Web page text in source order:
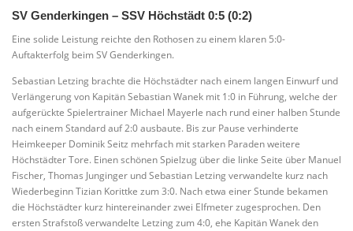
KONTAKT
SV Genderkingen – SSV Höchstädt 0:5 (0:2)
Eine solide Leistung reichte den Rothosen zu einem klaren 5:0-
Auftakterfolg beim SV Genderkingen.
Sebastian Letzing brachte die Höchstädter nach einem langen Einwurf und
Verlängerung von Kapitän Sebastian Wanek mit 1:0 in Führung, welche der
aufgerückte Spielertrainer Michael Mayerle nach rund einer halben Stunde
nach einem Standard auf 2:0 ausbaute. Bis zur Pause verhinderte
Heimkeeper Dominik Seitz mehrfach mit starken Paraden weitere
Höchstädter Tore. Einen schönen Spielzug über die linke Seite über Manuel
Fischer, Thomas Junginger und Sebastian Letzing verwandelte kurz nach
Wiederbeginn Tizian Korittke zum 3:0. Nach etwa einer Stunde bekamen
die Höchstädter kurz hintereinander zwei Elfmeter zugesprochen. Den
ersten Strafstoß verwandelte Letzing zum 4:0, ehe Kapitän Wanek den